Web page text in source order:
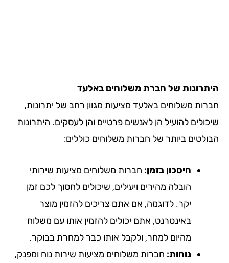
של חברת משלוחים באלעד
משלוחים באלעד מציעות מגוון רחב של יתרונות,
להועיל הן לאנשים פרטיים והן לעסקים. היתרונות
ביותר של חברות משלוחים כוללים:
חיסכון בזמן:חברות משלוחים מציעות שירותי
הובלה מהירים ויעילים, שיכולים לחסוך לכם זמן
יקר. לדוגמה, אם אתם צריכים להזמין מוצר
באינטרנט, אתם יכולים להזמין אותו עם משלוח
מהיום למחר, ולקבל אותו כבר למחרת בבוקר.
נוחות:חברות משלוחים מציעות שירות נוח ומפנק,